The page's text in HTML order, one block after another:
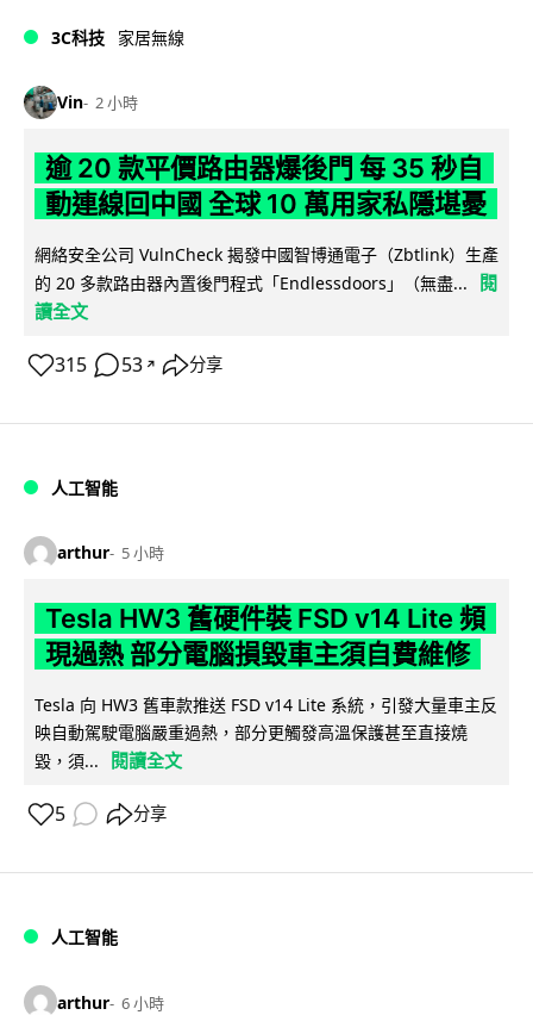
3C科技 家居無線
Vin 2 小時
逾 20 款平價路由器爆後門 每 35 秒自
動連線回中國 全球 10 萬用家私隱堪憂
網絡安全公司 VulnCheck 揭發中國智博通電子（Zbtlink）生產
的 20 多款路由器內置後門程式「Endlessdoors」（無盡...
閱
讀全文
315 53 ↗ 分享
人工智能
arthur 5 小時
Tesla HW3 舊硬件裝 FSD v14 Lite 頻
現過熱 部分電腦損毀車主須自費維修
Tesla 向 HW3 舊車款推送 FSD v14 Lite 系統，引發大量車主反
映自動駕駛電腦嚴重過熱，部分更觸發高溫保護甚至直接燒
毀，須...
閱讀全文
5 分享
人工智能
arthur 6 小時